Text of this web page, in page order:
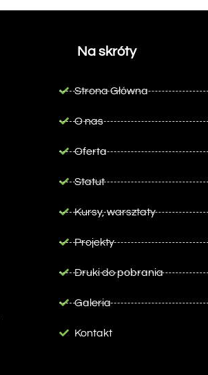
Na skróty
Strona Główna
O nas
Oferta
Statut
Kursy, warsztaty
Projekty
Druki do pobrania
Galeria
Kontakt